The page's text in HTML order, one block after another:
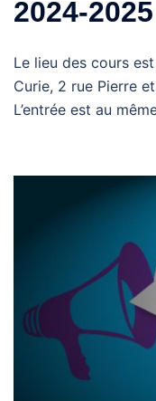
2024-2025
Le lieu des cours
Curie, 2 rue Pierre
L’entrée est au